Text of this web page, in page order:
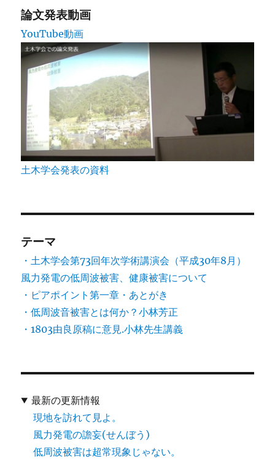
送
り
論文発表動画
YouTube動画
土木学会発表の資料
テーマ
・土木学会第73回年次学術講演会（平成30年8月）
風力発電の低周波被害、健康被害について
・ピアポイント第一章・あとがき
・低周波音被害とは何か？小林芳正
・1803由良原稿に意見.小林先生講義
最新の更新情報
現地を訪れて見よ。
風力発電の譫妄(せんぼう)
低周波被害は超常現象じゃない。